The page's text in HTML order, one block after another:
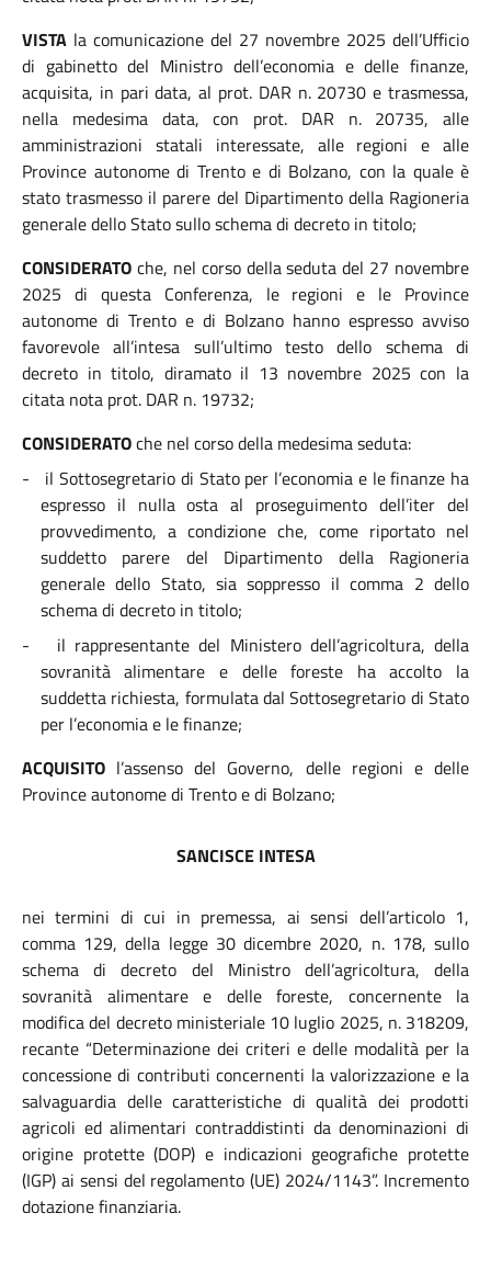
VISTA la comunicazione del 27 novembre 2025 dell’Ufficio
di gabinetto del Ministro dell’economia e delle finanze,
acquisita, in pari data, al prot. DAR n. 20730 e trasmessa,
nella medesima data, con prot. DAR n. 20735, alle
amministrazioni statali interessate, alle regioni e alle
Province autonome di Trento e di Bolzano, con la quale è
stato trasmesso il parere del Dipartimento della Ragioneria
generale dello Stato sullo schema di decreto in titolo;
CONSIDERATO che, nel corso della seduta del 27 novembre
2025 di questa Conferenza, le regioni e le Province
autonome di Trento e di Bolzano hanno espresso avviso
favorevole all’intesa sull’ultimo testo dello schema di
decreto in titolo, diramato il 13 novembre 2025 con la
citata nota prot. DAR n. 19732;
CONSIDERATOche nel corso della medesima seduta:
- il Sottosegretario di Stato per l’economia e le finanze ha
espresso il nulla osta al proseguimento dell’iter del
provvedimento, a condizione che, come riportato nel
suddetto parere del Dipartimento della Ragioneria
generale dello Stato, sia soppresso il comma 2 dello
schema di decreto in titolo;
- il rappresentante del Ministero dell’agricoltura, della
sovranità alimentare e delle foreste ha accolto la
suddetta richiesta, formulata dal Sottosegretario di Stato
per l’economia e le finanze;
ACQUISITO l’assenso del Governo, delle regioni e delle
Province autonome di Trento e di Bolzano;
SANCISCE INTESA
nei termini di cui in premessa, ai sensi dell’articolo 1,
comma 129, della legge 30 dicembre 2020, n. 178, sullo
schema di decreto del Ministro dell’agricoltura, della
sovranità alimentare e delle foreste, concernente la
modifica del decreto ministeriale 10 luglio 2025, n. 318209,
recante “Determinazione dei criteri e delle modalità per la
concessione di contributi concernenti la valorizzazione e la
salvaguardia delle caratteristiche di qualità dei prodotti
agricoli ed alimentari contraddistinti da denominazioni di
origine protette (DOP) e indicazioni geografiche protette
(IGP) ai sensi del regolamento (UE) 2024/1143”. Incremento
dotazione finanziaria.